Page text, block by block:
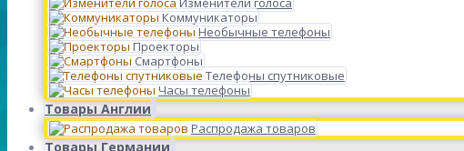
Коммуникаторы
Необычные телефоны
Проекторы
Смартфоны
Телефоны спутниковые
Часы телефоны
Товары Англии
Распродажа товаров
Товары Германии